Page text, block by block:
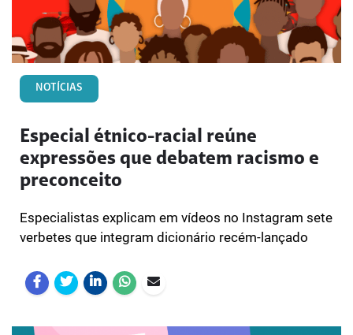
NOTÍCIAS
Especial étnico-racial reúne
expressões que debatem racismo e
preconceito
Especialistas explicam em vídeos no Instagram sete
verbetes que integram dicionário recém-lançado